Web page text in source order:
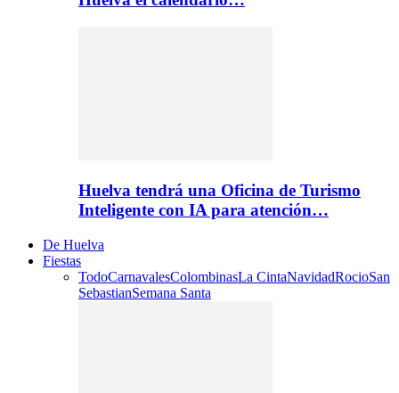
Huelva tendrá una Oficina de Turismo
Inteligente con IA para atención…
De Huelva
Fiestas
TodoCarnavalesColombinasLa CintaNavidadRocioSan
SebastianSemana Santa